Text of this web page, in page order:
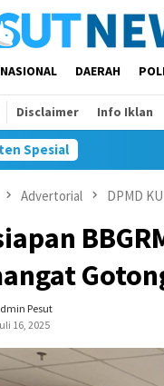
NASIONAL DAERAH
Disclaimer Info Iklan
Spesial
Advertorial DPMD
Pesut
16, 2025